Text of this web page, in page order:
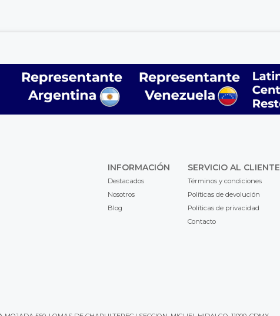
INFORMACIÓN
Destacados
Nosotros
Blog
SERVICIO AL CLIENTE
Términos y condiciones
Políticas de devolución
Políticas de privacidad
Contacto